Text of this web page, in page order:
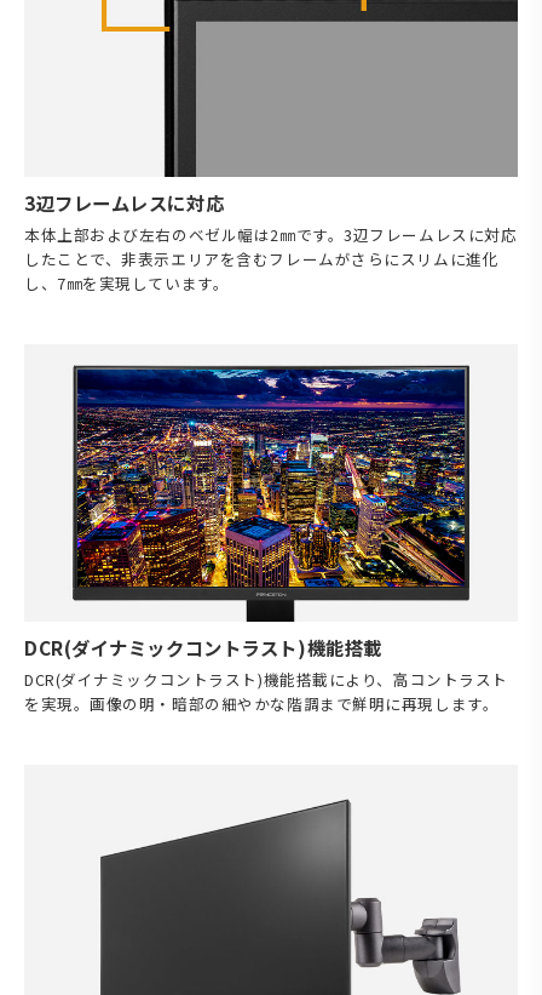
3辺フレームレスに対応
本体上部および左右のベゼル幅は2㎜です。3辺フレームレスに対応
したことで、非表示エリアを含むフレームがさらにスリムに進化
し、7㎜を実現しています。
DCR(ダイナミックコントラスト)機能搭載
DCR(ダイナミックコントラスト)機能搭載により、高コントラスト
を実現。画像の明・暗部の細やかな階調まで鮮明に再現します。